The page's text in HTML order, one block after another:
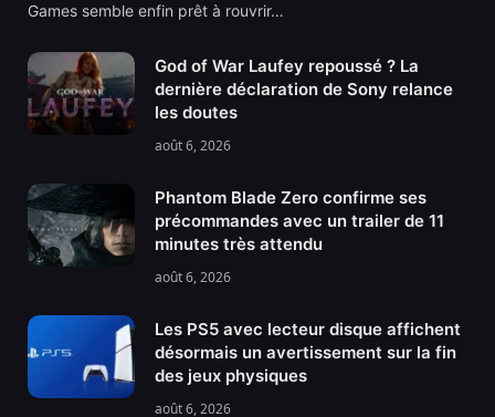
Games semble enfin prêt à rouvrir…
God of War Laufey repoussé ? La
dernière déclaration de Sony relance
les doutes
août 6, 2026
Phantom Blade Zero confirme ses
précommandes avec un trailer de 11
minutes très attendu
août 6, 2026
Les PS5 avec lecteur disque affichent
désormais un avertissement sur la fin
des jeux physiques
août 6, 2026